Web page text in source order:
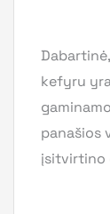
kefyru
panašios
įsitvirtino